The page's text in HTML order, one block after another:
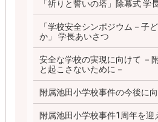
「祈りと誓いの塔」除幕式 学
「学校安全シンポジウム－子
か」 学長あいさつ
安全な学校の実現に向けて －
と起こさないために－
附属池田小学校事件の今後に
附属池田小学校事件1周年を迎